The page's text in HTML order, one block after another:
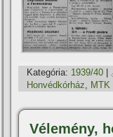
Kategória: 1939/40
Honvédkórház
MTK
Vélemény,